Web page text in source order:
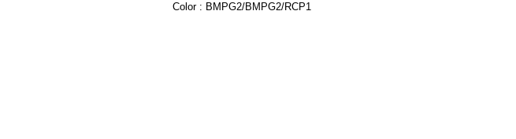
Color : BMPG2/BMPG2/RCP1